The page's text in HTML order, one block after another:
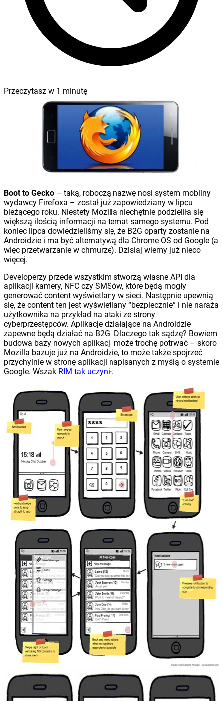
Przeczytasz w 1 minutę
Boot to Gecko – taką, roboczą nazwę nosi system mobilny
wydawcy Firefoxa – został już zapowiedziany w lipcu
bieżącego roku. Niestety Mozilla niechętnie podzieliła się
większą ilością informacji na temat samego systemu. Pod
koniec lipca dowiedzieliśmy się, że B2G oparty zostanie na
Androidzie i ma być alternatywą dla Chrome OS od Google (a
więc przetwarzanie w chmurze). Dzisiaj wiemy już nieco
więcej.
Developerzy przede wszystkim stworzą własne API dla
aplikacji kamery, NFC czy SMSów, które będą mogły
generować content wyświetlany w sieci. Następnie upewnią
się, że content ten jest wyświetlany “bezpiecznie” i nie naraża
użytkownika na przykład na ataki ze strony
cyberprzestępców. Aplikacje działające na Androidzie
zapewne będą działać na B2G. Dlaczego tak sądzę? Bowiem
budowa bazy nowych aplikacji może trochę potrwać – skoro
Mozilla bazuje już na Androidzie, to może także spojrzeć
przychylnie w stronę aplikacji napisanych z myślą o systemie
Google. Wszak RIM tak uczynił.